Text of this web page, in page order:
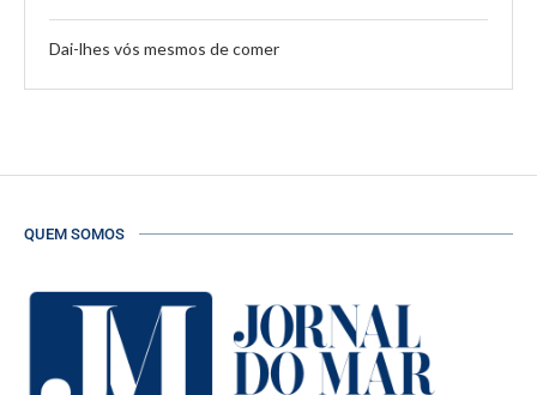
Dai-lhes vós mesmos de comer
QUEM SOMOS